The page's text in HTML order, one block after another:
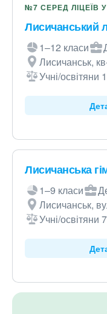
№7 СЕРЕД ЛІЦЕЇВ
Лисичанський
1–12 класи
Лисичанськ,
Учні/освітяни
Лисичанська
1–9 класи
Лисичанськ,
Учні/освітяни